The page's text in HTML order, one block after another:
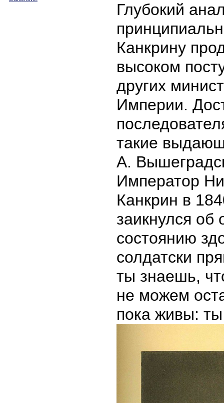
Глубокий
Канкрину
высоком
других
Империи.
такие
А.
Император
Канкрин в
заикнулся об
состоянию
солдатски
ты знаешь,
не можем
пока живы: